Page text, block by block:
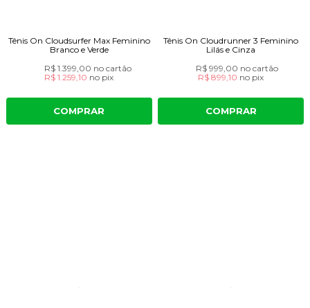
Tênis On Cloudsurfer Max Feminino
Branco e Verde
R$ 1.399,00 no cartão
R$ 1.259,10 no pix
COMPRAR
Tênis On Cloudrunner 3 Feminino
Lilás e Cinza
R$ 999,00 no cartão
R$ 899,10 no pix
COMPRAR